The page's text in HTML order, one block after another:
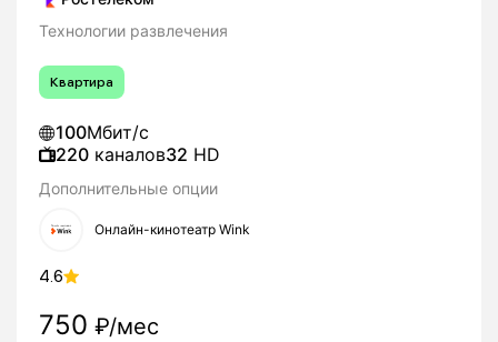
Технологии развлечения
Квартира
100Мбит/с
220 каналов32 HD
Дополнительные опции
Онлайн-кинотеатр Wink
4.6
750 ₽/мес